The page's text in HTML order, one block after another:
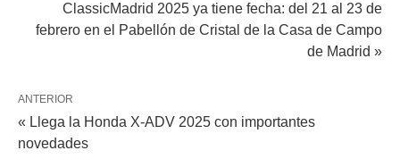
ClassicMadrid 2025 ya tiene fecha: del 21 al 23 de
febrero en el Pabellón de Cristal de la Casa de Campo
de Madrid »
ANTERIOR
« Llega la Honda X-ADV 2025 con importantes
novedades